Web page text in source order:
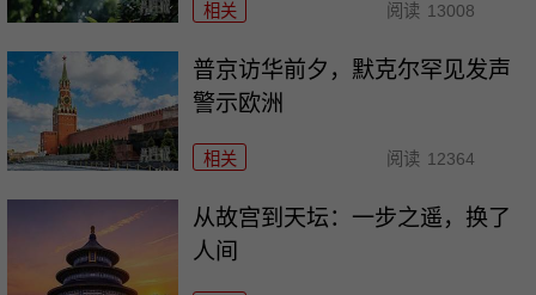
相关 阅读 13008
普京访华前夕，默克尔罕见发声
警示欧洲
相关 阅读 12364
从故宫到天坛：一步之遥，换了
人间